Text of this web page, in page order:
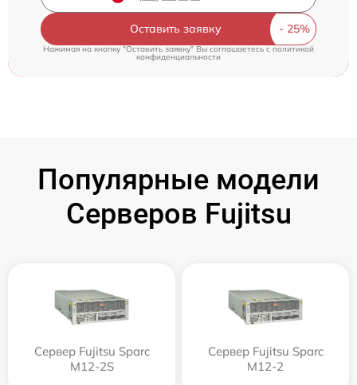
Оставить заявку
Нажимая на кнопку "Оставить заявку" Вы соглашаетесь cполитикой
конфиденциальности
Популярные модели
Серверов Fujitsu
Сервер Fujitsu Sparc
M12-2S
Сервер Fujitsu Sparc
M12-2